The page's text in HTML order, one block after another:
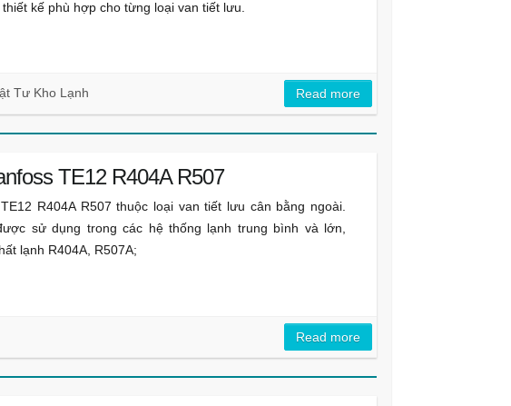
kế phù hợp cho từng loại van tiết lưu.
Tư Kho Lạnh Read more
TE12 R404A R507
R404A R507 thuộc loại van tiết lưu cân bằng ngoài.
sử dụng trong các hệ thống lạnh trung bình và lớn,
lạnh R404A, R507A;
Read more